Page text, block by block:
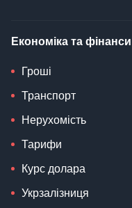
Економіка та фінанси
Гроші
Транспорт
Нерухомість
Тарифи
Курс долара
Укрзалізниця